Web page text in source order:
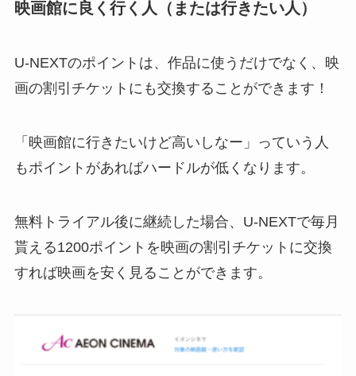
映画館に良く行く人（または行きたい人）
U-NEXTのポイントは、作品に使うだけでなく、映
画の割引チケットにも交換することができます！
「映画館に行きたいけど高いしなー」っていう人
もポイントがあればハードルが低くなります。
無料トライアル後に継続した場合、U-NEXTで毎月
貰える1200ポイントを映画の割引チケットに交換
すれば映画を安く見ることができます。